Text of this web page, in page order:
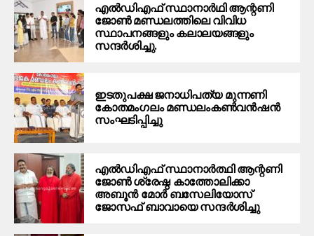
എൽഡിഎഫ് സ്ഥാനാർഥി ആന്റണി
ജോൺ മണ്ഡലത്തിലെ വിവിധ
സ്ഥാപനങ്ങളും കലാലയങ്ങളും
സന്ദർശിച്ചു.
ഇടതുപക്ഷ ജനാധിപത്യ മുന്നണി
കോതമംഗലം മണ്ഡലംകൺവൻഷൻ
സംഘടിപ്പിച്ചു
എൽഡിഎഫ് സ്ഥാനാർത്ഥി ആന്റണി
ജോൺ ശ്രേഷ്ഠ കാത്തോലിക്കാ
അബൂൻ മോർ ബസേലിയോസ്
ജോസഫ് ബാവായെ സന്ദർശിച്ചു